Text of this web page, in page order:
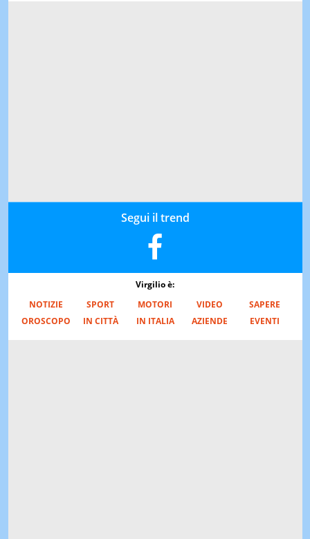
Segui il trend
Virgilio è:
NOTIZIE
SPORT MOTORI VIDEO
SAPERE
OROSCOPO
IN CITTÀ IN ITALIA AZIENDE EVENTI